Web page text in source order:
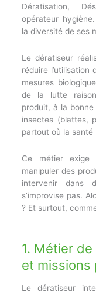
Dératisation,
opérateur
la diversité de ses
Le dératiseur
réduire l’utilisation
mesures
de la lutte
produit, à la
insectes (blattes,
partout où la santé
Ce métier exige
manipuler des
intervenir dans
s’improvise pas.
? Et surtout,
1. Métier
et missions
Le dératiseur